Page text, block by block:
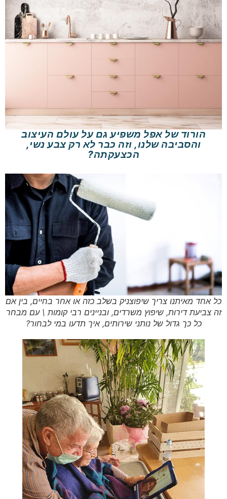
הורוד של אפל משפיע גם על עולם העיצוב
והסביבה שלנו, וזה כבר לא רק צבע נשי,
הכצעקתה?
כל אחד מאיתנו צריך שיפוצניק בשלב כזה או אחר בחיים, בין אם
זה צביעת דירות, שיפוץ משרדים, ובניינים רבי קומות \ עם מבחר
כל כך גדול של נותני שירותים, איך תדעו במי לבחור?